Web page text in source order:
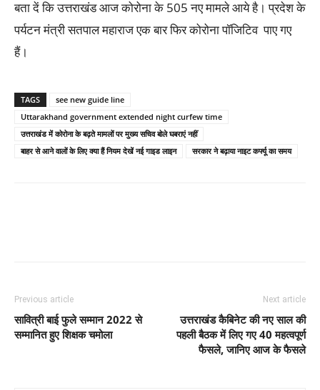
बता दें कि उत्तराखंड आज कोरोना के 505 नए मामले आये है। प्रदेश के
पर्यटन मंत्री सतपाल महाराज एक बार फिर कोरोना पॉजिटिव पाए गए
हैं।
TAGS
see new guide line
Uttarakhand government extended night curfew time
उत्तराखंड में कोरोना के बढ़ते मामलों पर मुख्य सचिव बोले घबराएं नहीं
बाहर से आने वालों के लिए क्या हैं नियम देखें नई गाइड लाइन
सरकार ने बढ़ाया नाइट कर्फ्यू का समय
Previous article
सावित्री बाई फुले सम्मान 2022 से
सम्मानित हुए शिक्षक चमोला
Next article
उत्तराखंड कैबिनेट की नए साल की
पहली बैठक में लिए गए 40 महत्वपूर्ण
फैसले, जानिए आज के फैसले